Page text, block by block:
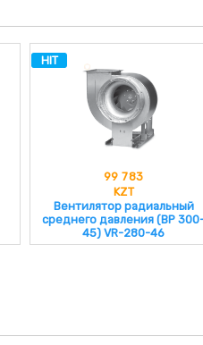
HIT
89 438
KZT
Вентилятор радиальный
низкого давления VR-86-77